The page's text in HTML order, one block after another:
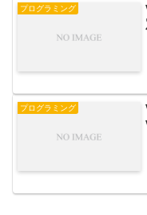
プログラミング
プログラミング